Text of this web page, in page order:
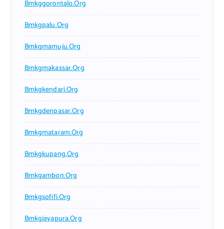
Bmkggorontalo.org
Bmkgpalu.org
Bmkgmamuju.org
Bmkgmakassar.org
Bmkgkendari.org
Bmkgdenpasar.org
Bmkgmataram.org
Bmkgkupang.org
Bmkgambon.org
Bmkgsofifi.org
Bmkgjayapura.org